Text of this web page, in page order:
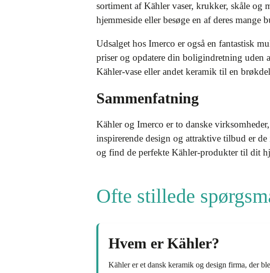
sortiment af Kähler vaser, krukker, skåle og
hjemmeside eller besøge en af deres mange
Udsalget hos Imerco er også en fantastisk
priser og opdatere din boligindretning uden
Kähler-vase eller andet keramik til en
Sammenfatning
Kähler og Imerco er to danske
inspirerende design og attraktive tilbud er
og find de perfekte Kähler-produkter til dit
Ofte stillede
Hvem er Kähler?
Kähler er et dansk keramik og design firma, der